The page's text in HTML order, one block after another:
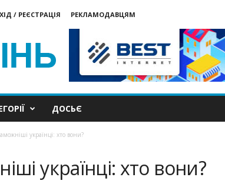
/ РЕЄСТРАЦІЯ
РЕКЛАМОДАВЦЯМ
ДОСЬЄ
українці: хто вони?
українці: хто вони?